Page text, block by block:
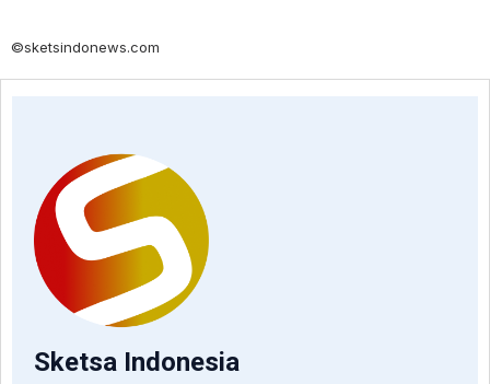
©sketsindonews.com
Sketsa Indonesia